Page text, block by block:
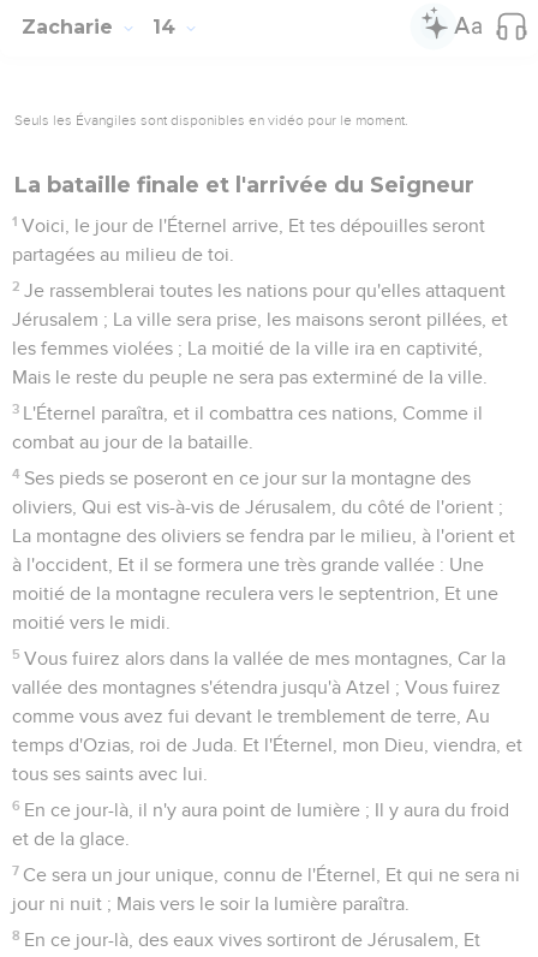
Zacharie 14
Seuls les Évangiles sont disponibles en vidéo pour le moment.
La bataille finale et l'arrivée du Seigneur
1 Voici, le jour de l'Éternel arrive, Et tes dépouilles seront
partagées au milieu de toi.
2 Je rassemblerai toutes les nations pour qu'elles attaquent
Jérusalem ; La ville sera prise, les maisons seront pillées, et
les femmes violées ; La moitié de la ville ira en captivité,
Mais le reste du peuple ne sera pas exterminé de la ville.
3 L'Éternel paraîtra, et il combattra ces nations, Comme il
combat au jour de la bataille.
4 Ses pieds se poseront en ce jour sur la montagne des
oliviers, Qui est vis-à-vis de Jérusalem, du côté de l'orient ;
La montagne des oliviers se fendra par le milieu, à l'orient et
à l'occident, Et il se formera une très grande vallée : Une
moitié de la montagne reculera vers le septentrion, Et une
moitié vers le midi.
5 Vous fuirez alors dans la vallée de mes montagnes, Car la
vallée des montagnes s'étendra jusqu'à Atzel ; Vous fuirez
comme vous avez fui devant le tremblement de terre, Au
temps d'Ozias, roi de Juda. Et l'Éternel, mon Dieu, viendra, et
tous ses saints avec lui.
6 En ce jour-là, il n'y aura point de lumière ; Il y aura du froid
et de la glace.
7 Ce sera un jour unique, connu de l'Éternel, Et qui ne sera ni
jour ni nuit ; Mais vers le soir la lumière paraîtra.
8 En ce jour-là, des eaux vives sortiront de Jérusalem, Et